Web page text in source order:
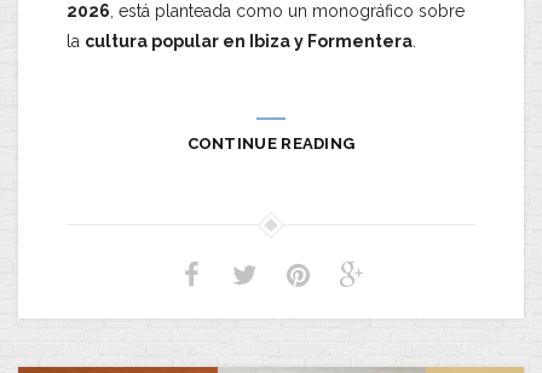
2026 , está planteada como un monográfico sobre
la cultura popular en Ibiza y Formentera
CONTINUE READING